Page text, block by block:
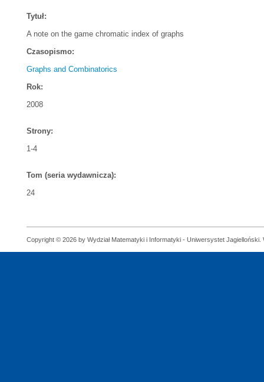
Tytuł:
A note on the game chromatic index of graphs
Czasopismo:
Graphs and Combinatorics
Rok:
2008
Strony:
1-4
Tom (seria wydawnicza):
24
Copyright © 2026 by Wydział Matematyki i Informatyki - Uniwersystet